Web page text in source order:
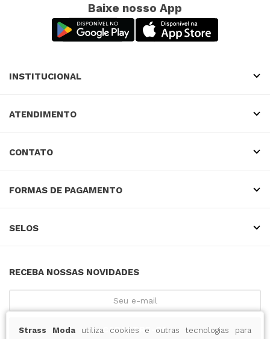
Strass Modautiliza cookies e outras tecnologias para
Baixe nosso App
INSTITUCIONAL
ATENDIMENTO
CONTATO
FORMAS DE PAGAMENTO
SELOS
RECEBA NOSSAS NOVIDADES
CADASTRE-SE